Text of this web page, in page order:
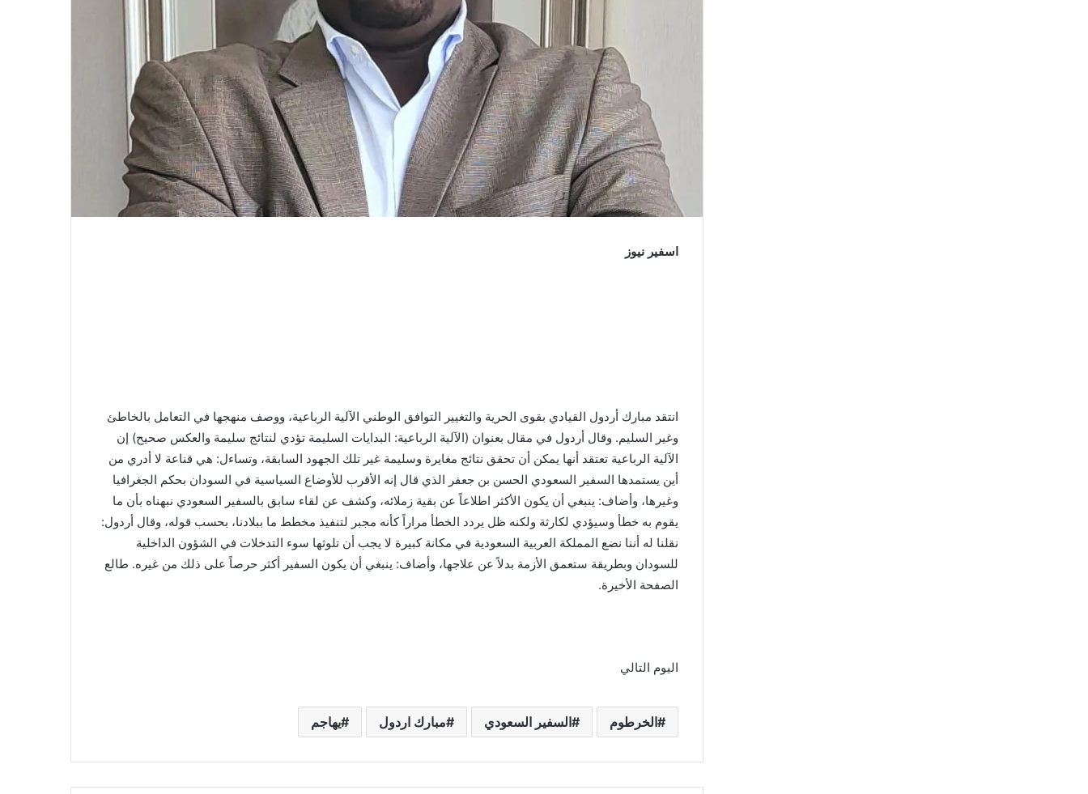
اسفير نيوز
انتقد مبارك أردول القيادي بقوى الحرية والتغيير التوافق الوطني الآلية الرباعية، ووصف منهجها في التعامل بالخاطئ
وغير السليم. وقال أردول في مقال بعنوان (الآلية الرباعية: البدايات السليمة تؤدي لنتائج سليمة والعكس صحيح) إن
الآلية الرباعية تعتقد أنها يمكن أن تحقق نتائج مغايرة وسليمة غير تلك الجهود السابقة، وتساءل: هي قناعة لا أدري من
أين يستمدها السفير السعودي الحسن بن جعفر الذي قال إنه الأقرب للأوضاع السياسية في السودان بحكم الجغرافيا
وغيرها، وأضاف: ينبغي أن يكون الأكثر اطلاعاً عن بقية زملائه، وكشف عن لقاء سابق بالسفير السعودي نبهناه بأن ما
يقوم به خطأ وسيؤدي لكارثة ولكنه ظل يردد الخطأ مراراً كأنه مجبر لتنفيذ مخطط ما ببلادنا، بحسب قوله، وقال أردول:
نقلنا له أننا نضع المملكة العربية السعودية في مكانة كبيرة لا يجب أن تلوثها سوء التدخلات في الشؤون الداخلية
للسودان وبطريقة ستعمق الأزمة بدلاً عن علاجها، وأضاف: ينبغي أن يكون السفير أكثر حرصاً على ذلك من غيره. طالع
الصفحة الأخيرة.
اليوم التالي
الخرطوم السفير السعودي مبارك اردول يهاجم